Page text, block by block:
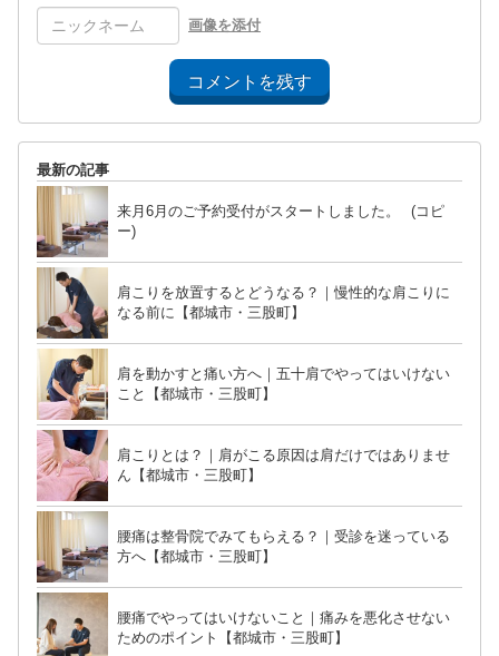
画像を添付
コメントを残す
最新の記事
来月6月のご予約受付がスタートしました。 (コピ
ー)
肩こりを放置するとどうなる？｜慢性的な肩こりに
なる前に【都城市・三股町】
肩を動かすと痛い方へ｜五十肩でやってはいけない
こと【都城市・三股町】
肩こりとは？｜肩がこる原因は肩だけではありませ
ん【都城市・三股町】
腰痛は整骨院でみてもらえる？｜受診を迷っている
方へ【都城市・三股町】
腰痛でやってはいけないこと｜痛みを悪化させない
ためのポイント【都城市・三股町】